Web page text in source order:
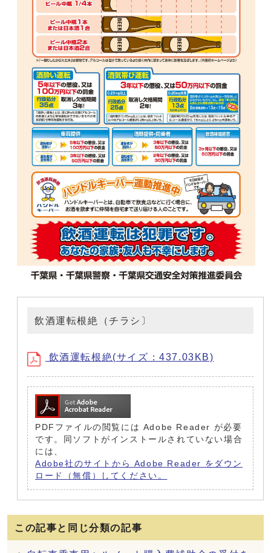
飲酒運転根絶（チラシ〕
飲酒運転根絶(サイズ：437.03KB)
PDFファイルの閲覧には Adobe Reader が必要
です。同ソフトがインストールされていない場合
には、
Adobe社のサイトから Adobe Reader をダウン
ロード（無償）してください。
この記事と同じ分類の記事